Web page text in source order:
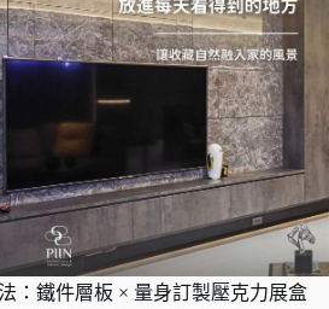
：鐵件層板 × 量身訂製壓克力展盒